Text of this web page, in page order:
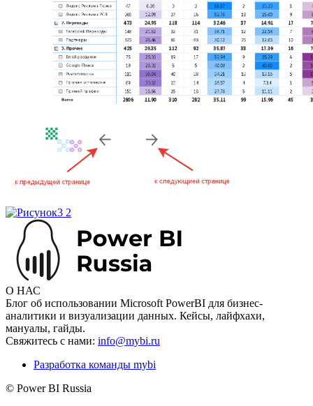
О НАС
Блог об использовании Microsoft PowerBI для бизнес-
аналитики и визуализации данных. Кейсы, лайфхахи,
мануалы, гайды.
Свяжитесь с нами: info@mybi.ru
Разработка команды mybi
© Power BI Russia